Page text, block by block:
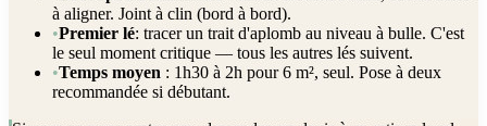
à aligner. Joint à clin (bord à bord).
•Premier lé: tracer un trait d'aplomb au niveau à bulle. C'est
le seul moment critique — tous les autres lés suivent.
•Temps moyen : 1h30 à 2h pour 6 m², seul. Pose à deux
recommandée si débutant.